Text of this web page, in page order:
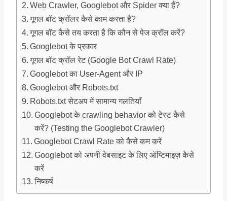
Web Crawler, Googlebot और Spider क्या हैं?
गूगल बॉट क्रॉलर कैसे काम करता है?
गूगल बॉट कैसे तय करता है कि कौन से पेज क्रॉल करें?
Googlebot के प्रकार
गूगल बॉट क्रॉल रेट (Google Bot Crawl Rate)
Googlebot का User-Agent और IP
Googlebot और Robots.txt
Robots.txt सेटअप में सामान्य गलतियाँ
Googlebot के crawling behavior को टेस्ट कैसे
करें? (Testing the Googlebot Crawler)
Googlebot Crawl Rate को कैसे कम करें
Googlebot को अपनी वेबसाइट के लिए ऑप्टिमाइज़ कैसे
करें
निष्कर्ष